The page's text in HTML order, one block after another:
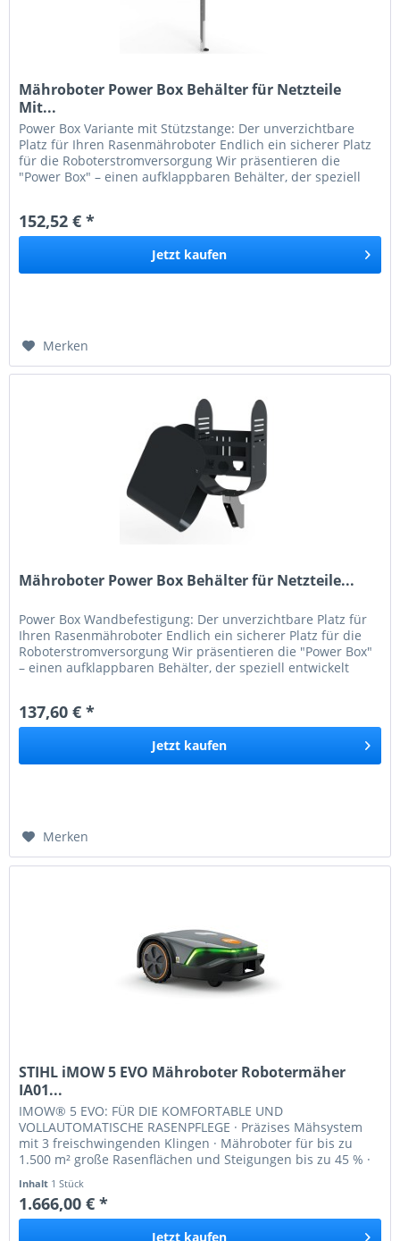
Mähroboter Power Box Behälter für Netzteile
Mit...
Power Box Variante mit Stützstange: Der unverzichtbare
Platz für Ihren Rasenmähroboter Endlich ein sicherer Platz
für die Roboterstromversorgung Wir präsentieren die
"Power Box" – einen aufklappbaren Behälter, der speziell
152,52 € *
Jetzt kaufen
Merken
Mähroboter Power Box Behälter für Netzteile...
Power Box Wandbefestigung: Der unverzichtbare Platz für
Ihren Rasenmähroboter Endlich ein sicherer Platz für die
Roboterstromversorgung Wir präsentieren die "Power Box"
– einen aufklappbaren Behälter, der speziell entwickelt
137,60 € *
Jetzt kaufen
Merken
STIHL iMOW 5 EVO Mähroboter Robotermäher
IA01...
IMOW® 5 EVO: FÜR DIE KOMFORTABLE UND
VOLLAUTOMATISCHE RASENPFLEGE · Präzises Mähsystem
mit 3 freischwingenden Klingen · Mähroboter für bis zu
1.500 m² große Rasenflächen und Steigungen bis zu 45 % ·
Inhalt 1 Stück
1.666,00 € *
Jetzt kaufen